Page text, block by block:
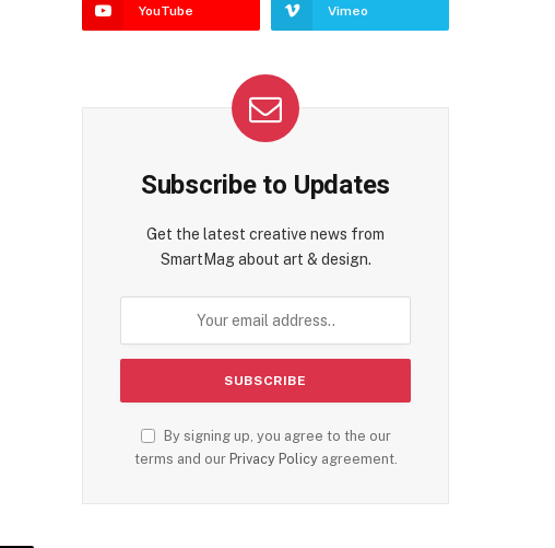
YouTube Vimeo
Subscribe to Updates
Get the latest creative news from
SmartMag about art & design.
By signing up, you agree to the our
terms and our Privacy Policyagreement.